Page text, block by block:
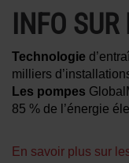
INFO
Technologie
milliers
Les pompes
85 % de l’énergie
En savoir plus sur